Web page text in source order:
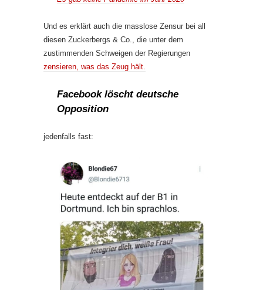
Und es erklärt auch die masslose Zensur bei all
diesen Zuckerbergs & Co., die unter dem
zustimmenden Schweigen der Regierungen
zensieren, was das Zeug hält.
Facebook löscht deutsche
Opposition
jedenfalls fast: